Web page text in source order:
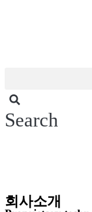
기
Search
회사소개